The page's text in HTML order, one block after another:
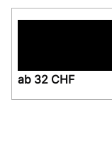
ab 32 CHF